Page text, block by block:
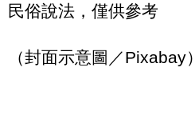
民俗說法，僅供參考
（封面示意圖／Pixabay）